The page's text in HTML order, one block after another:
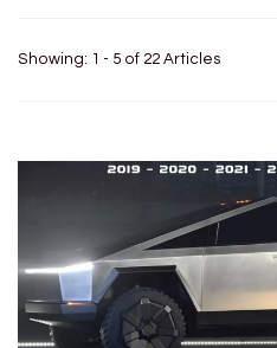
Showing: 1 - 5 of 22 Articles